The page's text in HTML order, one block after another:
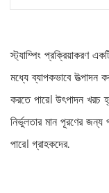
স্ট্যাম্পিং প্রক্রিয়াকরণ
মধ্যে ব্যাপকভাবে উত্পাদন
করতে পারে। উৎপাদন খরচ
নির্ভুলতার মান পূরণের
পারে। গ্রাহকদের.